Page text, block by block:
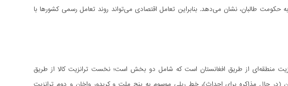
طالبان، نشان می‌دهد. بنابراین تعامل اقتصادی می‌تواند روند تعامل رسمی کشورها با
منطقه‌ای از طریق افغانستان است که شامل دو بخش است؛ نخست ترانزیت کالا از طریق